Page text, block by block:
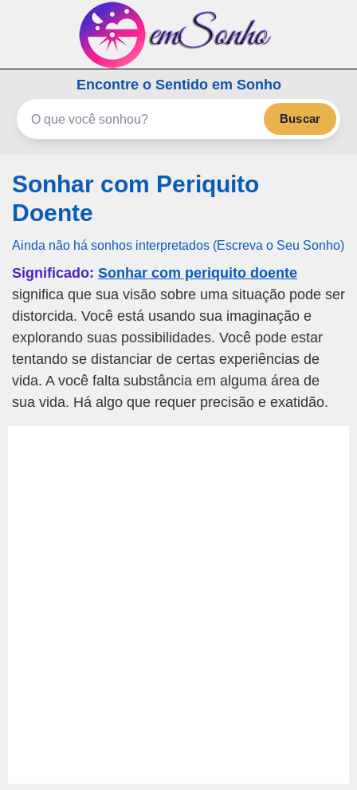
emSonho.com
Os sonhos significam mais
Encontre o Sentido em Sonho
Buscar
Sonhar com Periquito
Doente
Ainda não há sonhos interpretados (Escreva o Seu Sonho)
Significado: Sonhar com periquito doente
significa que sua visão sobre uma situação pode ser
distorcida. Você está usando sua imaginação e
explorando suas possibilidades. Você pode estar
tentando se distanciar de certas experiências de
vida. A você falta substância em alguma área de
sua vida. Há algo que requer precisão e exatidão.